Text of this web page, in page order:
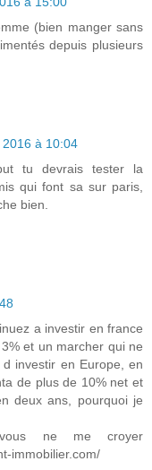
(bien manger sans
depuis plusieurs
à 10:04
tu devrais tester la
qui font sa sur paris,
bien.
a investir en france
et un marcher qui ne
investir en Europe, en
de plus de 10% net et
deux ans, pourquoi je
ne me croyer
immobilier.com/